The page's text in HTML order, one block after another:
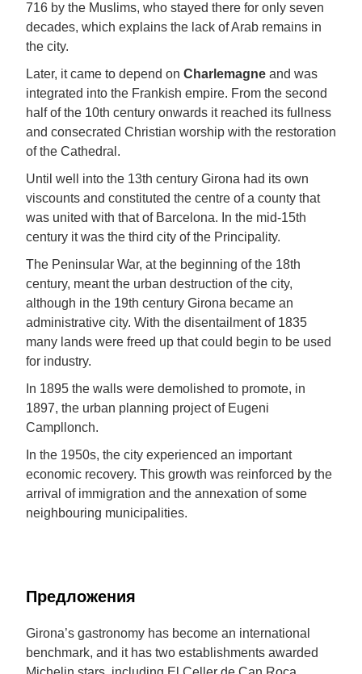
716 by the Muslims, who stayed there for only seven
decades, which explains the lack of Arab remains in
the city.
Later, it came to depend on Charlemagne and was
integrated into the Frankish empire. From the second
half of the 10th century onwards it reached its fullness
and consecrated Christian worship with the restoration
of the Cathedral.
Until well into the 13th century Girona had its own
viscounts and constituted the centre of a county that
was united with that of Barcelona. In the mid-15th
century it was the third city of the Principality.
The Peninsular War, at the beginning of the 18th
century, meant the urban destruction of the city,
although in the 19th century Girona became an
administrative city. With the disentailment of 1835
many lands were freed up that could begin to be used
for industry.
In 1895 the walls were demolished to promote, in
1897, the urban planning project of Eugeni
Campllonch.
In the 1950s, the city experienced an important
economic recovery. This growth was reinforced by the
arrival of immigration and the annexation of some
neighbouring municipalities.
Предложения
Girona’s gastronomy has become an international
benchmark, and it has two establishments awarded